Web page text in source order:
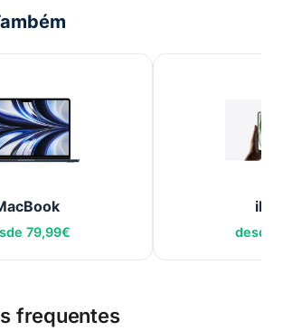
79,99€ desde
frequentes